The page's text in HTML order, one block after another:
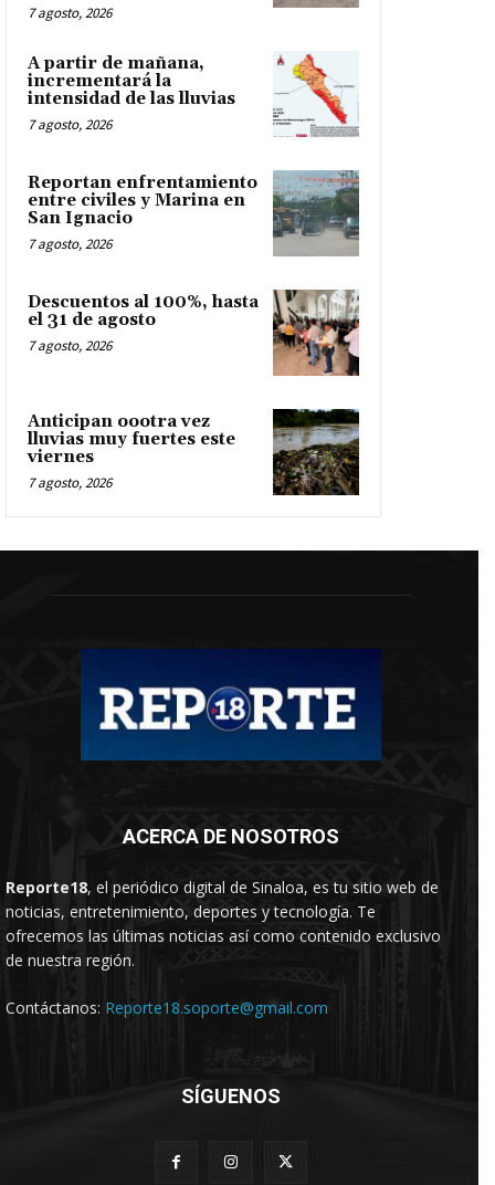
7 agosto, 2026
A partir de mañana,
incrementará la
intensidad de las lluvias
7 agosto, 2026
Reportan enfrentamiento
entre civiles y Marina en
San Ignacio
7 agosto, 2026
Descuentos al 100%, hasta
el 31 de agosto
7 agosto, 2026
Anticipan oootra vez
lluvias muy fuertes este
viernes
7 agosto, 2026
ACERCA DE NOSOTROS
Reporte18, el periódico digital de Sinaloa, es tu sitio web de
noticias, entretenimiento, deportes y tecnología. Te
ofrecemos las últimas noticias así como contenido exclusivo
de nuestra región.
Contáctanos: Reporte18.soporte@gmail.com
SÍGUENOS